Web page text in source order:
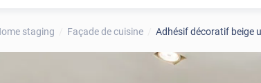
staging Façade de cuisine Adhésif décoratif beige